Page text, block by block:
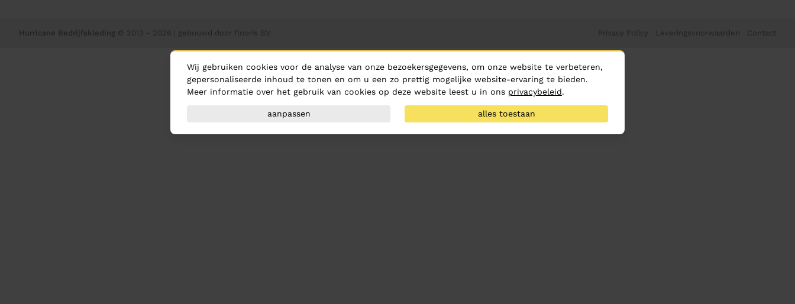
Hurricane Bedrijfskleding © 2013 - 2026 | gebouwd door flooris B.V. Privacy Policy Leveringsvoorwaarden Contact
Wij gebruiken cookies voor de analyse van onze bezoekersgegevens, om onze website te verbeteren,
gepersonaliseerde inhoud te tonen en om u een zo prettig mogelijke website-ervaring te bieden.
Meer informatie over het gebruik van cookies op deze website leest u in ons privacybeleid.
aanpassen alles toestaan